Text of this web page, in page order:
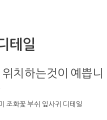
테일
치하는것이 예쁩니